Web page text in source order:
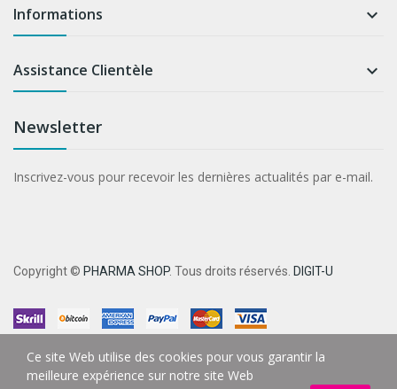
Informations 
Assistance Clientèle 
Newsletter
Inscrivez-vous pour recevoir les dernières actualités par e-mail.
Copyright © PHARMA SHOP. Tous droits réservés. DIGIT-U
Ce site Web utilise des cookies pour vous garantir la
meilleure expérience sur notre site Web